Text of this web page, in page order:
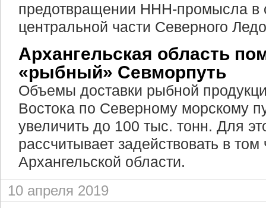
предотвращении ННН-промысла в
центральной части Северного
Архангельская область
«рыбный» Севморпуть
Объемы доставки рыбной
Востока по Северному морскому
увеличить до 100 тыс. тонн. Для
рассчитывает задействовать в
Архангельской области.
10 апреля 2019